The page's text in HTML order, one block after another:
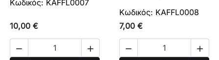
Κωδικός: KAFFL0007
10,00 €
 
Κωδικός: KAFFL0008
7,00 €
 